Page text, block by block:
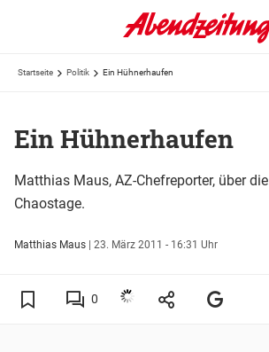
Startseite Politik Ein Hühnerhaufen
Ein Hühnerhaufen
Matthias Maus, AZ-Chefreporter, über
Chaostage.
Matthias Maus | 23. März 2011 - 16:31 Uhr
0